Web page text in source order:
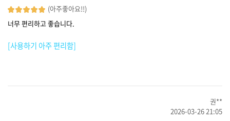
(아주좋아요!!)
너무 편리하고 좋습니다.
[사용하기 아주 편리함]
권**
2026-03-26 21:05